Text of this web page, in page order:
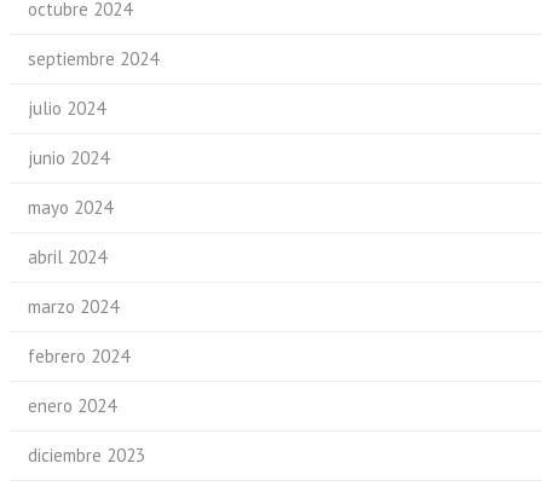
octubre 2024
septiembre 2024
julio 2024
junio 2024
mayo 2024
abril 2024
marzo 2024
febrero 2024
enero 2024
diciembre 2023